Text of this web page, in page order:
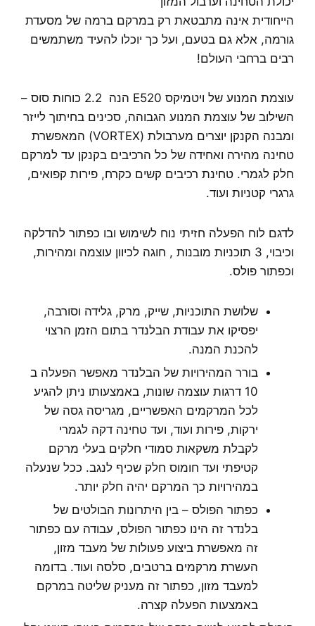
הייחודית אינה מתבטאת רק במרקם ברמה של מסעדת
גורמה, אלא גם בטעם, ועל כך יוכלו להעיד משתמשים
רבים ברחבי העולם!
עוצמת המנוע של ויטמיקס E520 הנה 2.2 כוחות סוס –
השילוב של עוצמת המנוע הגבוהה, סכינים בחיתוך לייזר
ומבנה הקנקן יוצרים מערבולת (VORTEX) המאפשרת
טחינה מהירה ואחידה של כל הרכיבים בקנקן עד למרקם
חלק לגמרי. טחינת רכיבים קשים כקרח, פירות קפואים,
גרגרי קטניות ועוד.
לדגם לוח הפעלה חזיתי נוח לשימוש ובו כפתור להדלקה
וכיבוי, 3 תוכניות מובנות , חוגה לכיוון עוצמה ומהירות,
וכפתור פולס.
שלושת התוכניות, שייק, מרק, גלידה וסורבה,
יפסיקו את עבודת הבלנדר בתום הזמן הרצוי
להכנת המנה.
בורר המהירויות של הבלנדר מאפשר הפעלה ב
10 דרגות עוצמה שונות, באמצעותו ניתן להגיע
לכל המרקמים האפשריים, מגריסה גסה של
ירקות, פירות ועוד, ועד טחינה דקה לגמרי
לקבלת משקאות סמודי חלקים בעלי מרקם
קטיפתי ועד חומוס חלק שכיף לנגב. ככל שנעלה
במהירויות כך המרקם יהיה חלק יותר.
כפתור הפולס – בין היתרונות הבולטים של
בלנדר זה הינו כפתור הפולס, עבודה עם כפתור
זה מאפשרת ביצוע פעולות של מעבד מזון,
העשרת מרקמים ברטבים, סלסה ועוד. בדומה
למעבד מזון, כפתור זה מעניק שליטה במרקם
באמצעות הפעלה קצרה.